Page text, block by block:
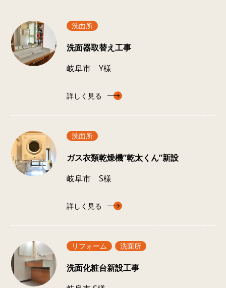
洗面所
洗面器取替え工事
岐阜市 Y様
詳しく見る
洗面所
ガス衣類乾燥機”乾太くん”新設
岐阜市 S様
詳しく見る
リフォーム 洗面所
洗面化粧台新設工事